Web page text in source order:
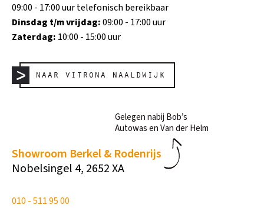
09:00 - 17:00 uur telefonisch bereikbaar
Dinsdag t/m vrijdag:09:00 - 17:00 uur
Zaterdag: 10:00 - 15:00 uur
naar vitrona naaldwijk
Showroom Berkel & Rodenrijs
Nobelsingel 4, 2652 XA
Gelegen nabij Bob’s
Autowas en Van der Helm
010 - 511 95 00